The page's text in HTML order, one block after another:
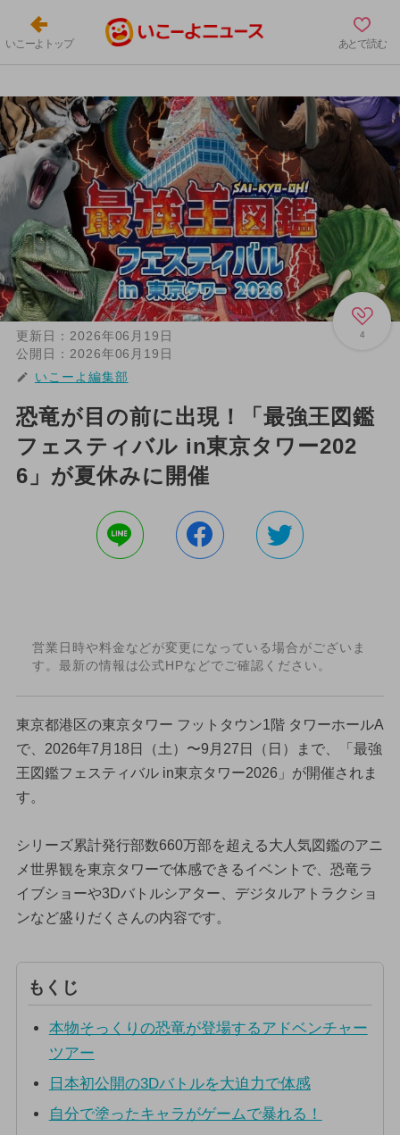
いこーよトップ あとで読む
4
更新日： 2026年06月19日
公開日： 2026年06月19日
いこーよ編集部
恐竜が目の前に出現！「最強王図鑑
フェスティバル in東京タワー202
6」が夏休みに開催
営業日時や料金などが変更になっている場合がございま
す。最新の情報は公式HPなどでご確認ください。
東京都港区の東京タワー フットタウン1階 タワーホールA
で、2026年7月18日（土）〜9月27日（日）まで、「最強
王図鑑フェスティバル in東京タワー2026」が開催されま
す。
シリーズ累計発行部数660万部を超える大人気図鑑のアニ
メ世界観を東京タワーで体感できるイベントで、恐竜ラ
イブショーや3Dバトルシアター、デジタルアトラクショ
ンなど盛りだくさんの内容です。
もくじ
本物そっくりの恐竜が登場するアドベンチャー
ツアー
日本初公開の3Dバトルを大迫力で体感
自分で塗ったキャラがゲームで暴れる！